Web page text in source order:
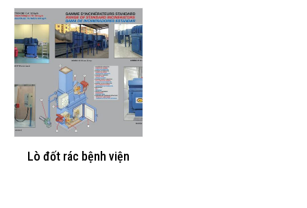
Lò đốt rác bệnh viện